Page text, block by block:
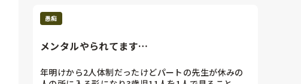
愚痴
メンタルやられてます…
年明けから2人体制だったけどパートの先生が休みの